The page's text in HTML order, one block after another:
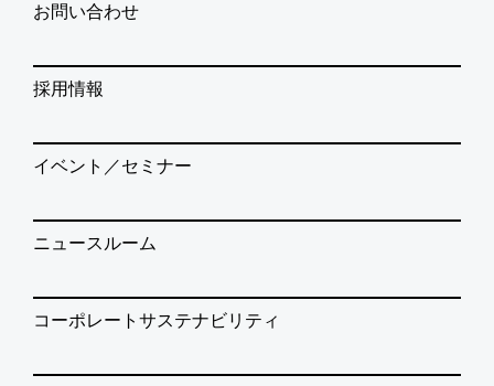
お問い合わせ
採用情報
イベント／セミナー
ニュースルーム
コーポレートサステナビリティ